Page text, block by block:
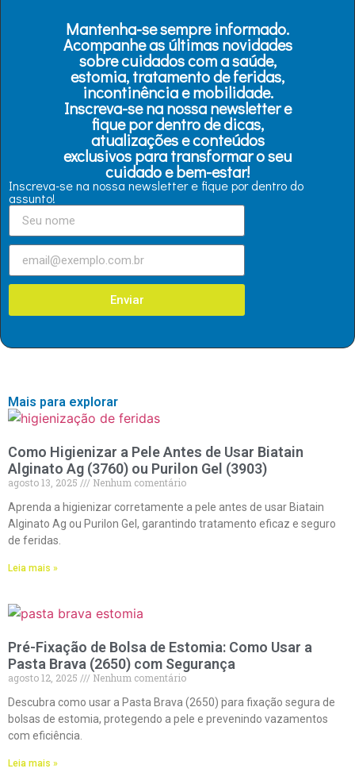
Mantenha-se sempre informado.
Acompanhe as últimas novidades
sobre cuidados com a saúde,
estomia, tratamento de feridas,
incontinência e mobilidade.
Inscreva-se na nossa newsletter e
fique por dentro de dicas,
atualizações e conteúdos
exclusivos para transformar o seu
cuidado e bem-estar!
Inscreva-se na nossa newsletter e fique por dentro do
assunto!
Enviar
Mais para explorar
Como Higienizar a Pele Antes de Usar Biatain
Alginato Ag (3760) ou Purilon Gel (3903)
agosto 13, 2025
Nenhum comentário
Aprenda a higienizar corretamente a pele antes de usar Biatain
Alginato Ag ou Purilon Gel, garantindo tratamento eficaz e seguro
de feridas.
Leia mais »
Pré-Fixação de Bolsa de Estomia: Como Usar a
Pasta Brava (2650) com Segurança
agosto 12, 2025
Nenhum comentário
Descubra como usar a Pasta Brava (2650) para fixação segura de
bolsas de estomia, protegendo a pele e prevenindo vazamentos
com eficiência.
Leia mais »